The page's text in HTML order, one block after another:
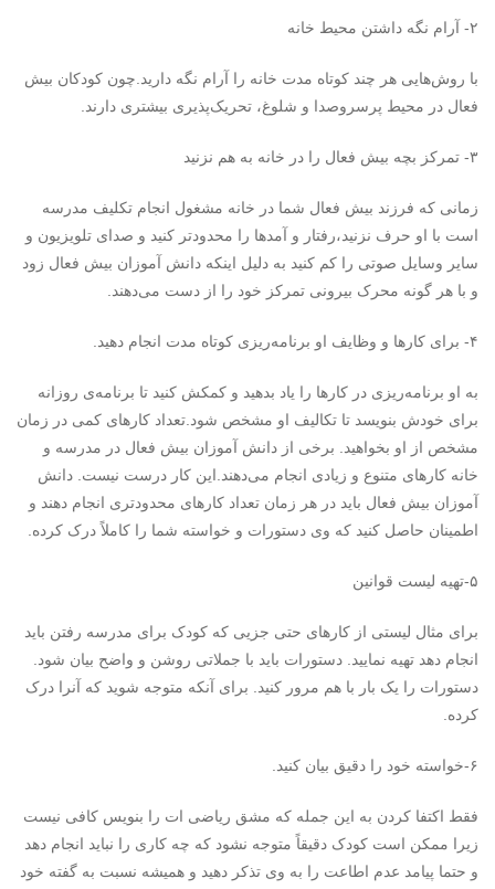
۲- آرام نگه داشتن محیط خانه
با روش‌هایی هر چند کوتاه مدت خانه را آرام نگه دارید.چون کودکان بیش
فعال در محیط پرسروصدا و شلوغ، تحریک‌پذیری بیشتری دارند.
۳- تمرکز بچه بیش فعال را در خانه به هم نزنید
زمانی که فرزند بیش فعال شما در خانه مشغول انجام تکلیف مدرسه
است با او حرف نزنید،رفتار و آمدها را محدودتر کنید و صدای تلویزیون و
سایر وسایل صوتی را کم کنید به دلیل اینکه دانش آموزان بیش فعال زود
و با هر گونه محرک بیرونی تمرکز خود را از دست می‌دهند.
۴- برای کارها و وظایف او برنامه‌ریزی کوتاه مدت انجام دهید.
به او برنامه‌ریزی در کارها را یاد بدهید و کمکش کنید تا برنامه‌ی روزانه
برای خودش بنویسد تا تکالیف او مشخص شود.تعداد کارهای کمی در زمان
مشخص از او بخواهید. برخی از دانش آموزان بیش فعال در مدرسه و
خانه کارهای متنوع و زیادی انجام می‌دهند.این کار درست نیست. دانش
آموزان بیش فعال باید در هر زمان تعداد کارهای محدودتری انجام دهند و
اطمینان حاصل کنید که وی دستورات و خواسته شما را کاملاً درک کرده.
۵-تهیه لیست قوانین
برای مثال لیستی از کارهای حتی جزیی که کودک برای مدرسه رفتن باید
انجام دهد تهیه نمایید. دستورات باید با جملاتی روشن و واضح بیان شود.
دستورات را یک بار با هم مرور کنید. برای آنکه متوجه شوید که آنرا درک
کرده.
۶-خواسته خود را دقیق بیان کنید.
فقط اکتفا کردن به این جمله که مشق ریاضی ات را بنویس کافی نیست
زیرا ممکن است کودک دقیقاً متوجه نشود که چه کاری را نباید انجام دهد
و حتما پیامد عدم اطاعت را به وی تذکر دهید و همیشه نسبت به گفته خود